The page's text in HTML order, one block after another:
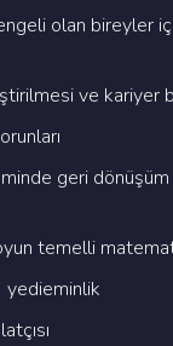
olan bi̇reyler
ve kari̇yer
geri̇
temelli̇
yedi̇emi̇nli̇k